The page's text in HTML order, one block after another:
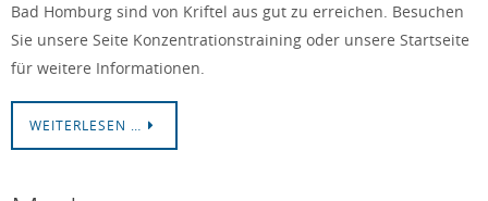
Bad Homburg sind von Kriftel aus gut zu erreichen. Besuchen
Sie unsere Seite Konzentrationstraining oder unsere Startseite
für weitere Informationen.
WEITERLESEN …